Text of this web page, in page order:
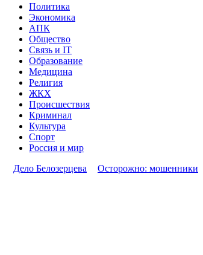
Политика
Экономика
АПК
Общество
Связь и IT
Образование
Медицина
Религия
ЖКХ
Происшествия
Криминал
Культура
Спорт
Россия и мир
Дело Белозерцева
Осторожно: мошенники